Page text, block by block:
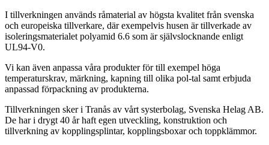
I tillverkningen används råmaterial av högsta kvalitet från svenska
och europeiska tillverkare, där exempelvis husen är tillverkade av
isoleringsmaterialet polyamid 6.6 som är självslocknande enligt
UL94-V0.
Vi kan även anpassa våra produkter för till exempel höga
temperaturskrav, märkning, kapning till olika pol-tal samt erbjuda
anpassad förpackning av produkterna.
Tillverkningen sker i Tranås av vårt systerbolag, Svenska Helag AB.
De har i drygt 40 år haft egen utveckling, konstruktion och
tillverkning av kopplingsplintar, kopplingsboxar och toppklämmor.